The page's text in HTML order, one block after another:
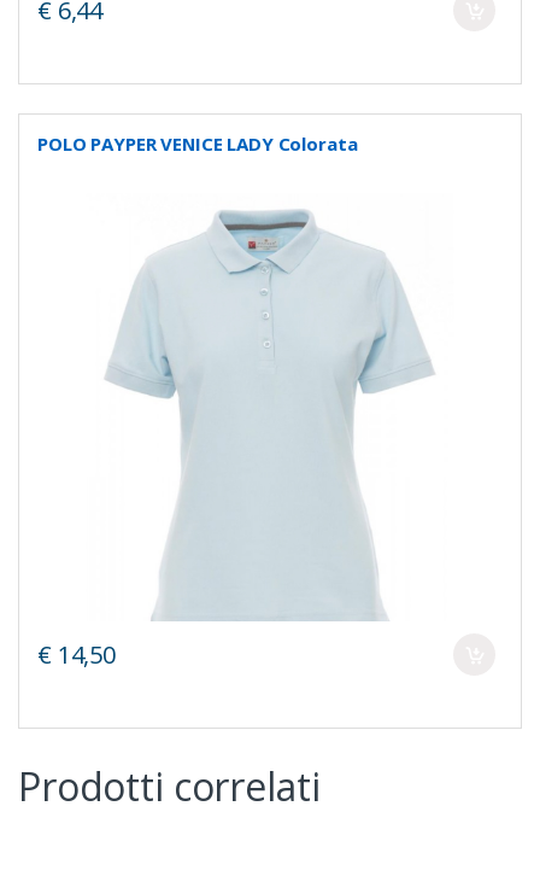
€ 6,44
POLO PAYPER VENICE LADY Colorata
€ 14,50
Prodotti correlati